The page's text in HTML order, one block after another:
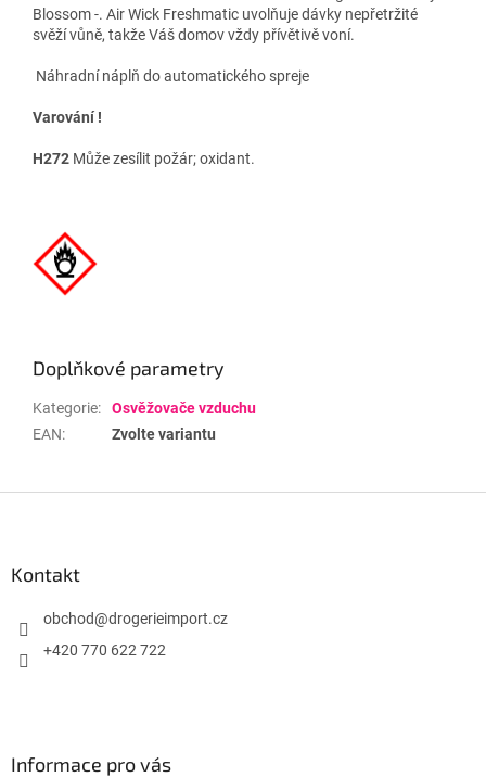
Blossom -. Air Wick Freshmatic uvolňuje dávky nepřetržité
svěží vůně, takže Váš domov vždy přívětivě voní.
Náhradní náplň do automatického spreje
Varování !
H272 Může zesílit požár; oxidant.
Doplňkové parametry
Kategorie:
Osvěžovače vzduchu
EAN: Zvolte variantu
Kontakt
obchod@drogerieimport.cz
+420 770 622 722
Informace pro vás